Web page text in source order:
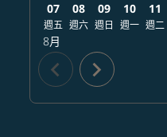
07
週五
8月
08
週六
09
週日
10
週一
11
週二
chevron_left chevron_right